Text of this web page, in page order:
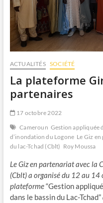
ACTUALITÉS SOCIÉTÉ
La plateforme
partenaires
17 octobre 2022
Cameroun Gestion appliquée
d’inondation du Logone Le Giz
du lac-Tchad (Cblt) Roy Moussa
Le Giz en partenariat avec la
(Cblt) a organisé du 12 au
plateforme“Gestion
dans le bassin du Lac-Tchad”